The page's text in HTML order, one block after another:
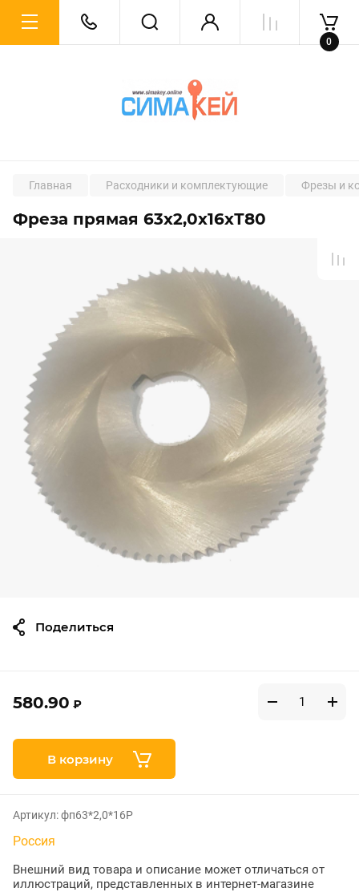
0
Главная Расходники и комплектующие Фрезы и
Фреза прямая 63х2,0х16хТ80
580.90 ₽
В корзину
Артикул:фп63*2,0*16Р
Россия
Внешний вид товара и описание может отличаться от
иллюстраций, представленных в интернет-магазине
Поделиться